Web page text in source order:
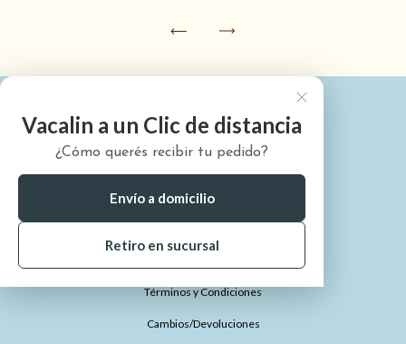
Vacalin a un Clic de distancia
¿Cómo querés recibir tu pedido?
Envío a domicilio
Retiro en sucursal
¿Cómo comprar?
Términos y Condiciones
Cambios/Devoluciones